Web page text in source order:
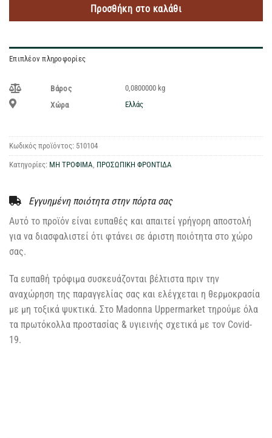
Προσθήκη στο καλάθι
Επιπλέον πληροφορίες
Βάρος
0,0800000 kg
Χώρα
Ελλάς
Κωδικός προϊόντος: 510104
Κατηγορίες: ΜΗ ΤΡΟΦΙΜΑ ΠΡΟΣΩΠΙΚΗ ΦΡΟΝΤΙΔΑ
Εγγυημένη ποιότητα στην πόρτα σας
Αυτό το προϊόν είναι ευπαθές και απαιτεί γρήγορη αποστολή
για να διασφαλιστεί ότι φτάνει σε άριστη ποιότητα στο χώρο
σας.
Τα ευπαθή τρόφιμα συσκευάζονται βέλτιστα πριν την
αναχώρηση της παραγγελίας σας και ελέγχεται η θερμοκρασία
με μη τοξικά ψυκτικά. Στο Madonna Uppermarket τηρούμε όλα
τα πρωτόκολλα προστασίας & υγιεινής σχετικά με τον Covid-
19.